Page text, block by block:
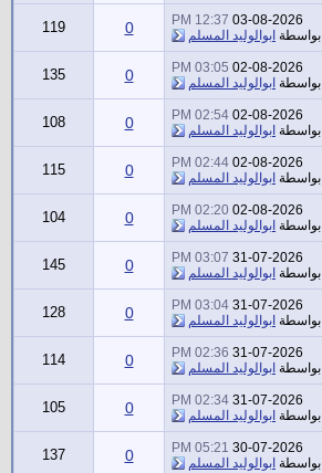
03-08-2026
12:37 PM
بواسطة ابوالوليد المسلم 0
119
02-08-2026
03:05 PM
بواسطة ابوالوليد المسلم 0
135
02-08-2026
02:54 PM
بواسطة ابوالوليد المسلم 0
108
02-08-2026
02:44 PM
بواسطة ابوالوليد المسلم 0
115
02-08-2026
02:20 PM
بواسطة ابوالوليد المسلم 0
104
31-07-2026
03:07 PM
بواسطة ابوالوليد المسلم 0
145
31-07-2026
03:04 PM
بواسطة ابوالوليد المسلم 0
128
31-07-2026
02:36 PM
بواسطة ابوالوليد المسلم 0
114
31-07-2026
02:34 PM
بواسطة ابوالوليد المسلم 0
105
30-07-2026
05:21 PM
بواسطة ابوالوليد المسلم 0
137